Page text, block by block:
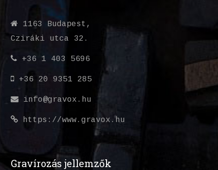
1163 Budapest,
Cziráki utca 32.
+36 1 403 5696
+36 20 9351 285
info@gravox.hu
https://www.gravox.hu
Gravírozás jellemzők